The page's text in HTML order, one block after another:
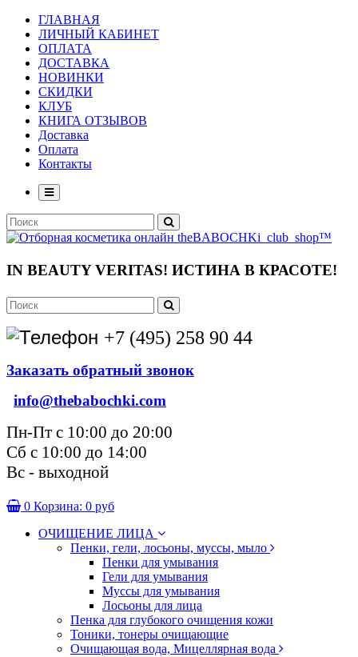
ГЛАВНАЯ
ЛИЧНЫЙ КАБИНЕТ
ОПЛАТА
ДОСТАВКА
НОВИНКИ
СКИДКИ
КЛУБ
КНИГА ОТЗЫВОВ
Доставка
Оплата
Контакты
IN BEAUTY VERITAS! ИСТИНА В КРАСОТЕ!
+7 (495) 258 90 44
Заказать обратный звонок
info@thebabochki.com
Пн-Пт с 10:00 до 20:00
Сб с 10:00 до 14:00
Вс - выходной
0 Корзина: 0 руб
ОЧИЩЕНИЕ ЛИЦА
Пенки, гели, лосьоны, муссы, мыло
Пенки для умывания
Гели для умывания
Муссы для умывания
Лосьоны для лица
Пенка для глубокого очищения кожи
Тоники, тонеры очищающие
Очищающая вода, Мицеллярная вода